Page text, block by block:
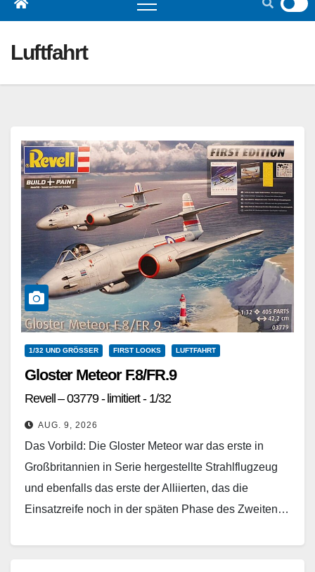
Luftfahrt
1/32 UND GRÖSSER FIRST LOOKS LUFTFAHRT
Gloster Meteor F.8/FR.9
Revell – 03779 - limitiert - 1/32
AUG. 9, 2026
Das Vorbild: Die Gloster Meteor war das erste in
Großbritannien in Serie hergestellte Strahlflugzeug
und ebenfalls das erste der Alliierten, das die
Einsatzreife noch in der späten Phase des Zweiten…